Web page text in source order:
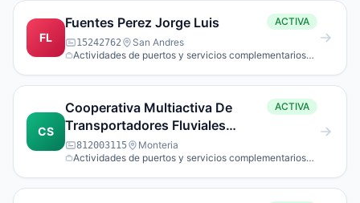
FL
Fuentes Perez Jorge Luis ACTIVA
15242762
San Andres
Actividades de puertos y servicios complementarios
CS
Cooperativa Multiactiva De
Transportadores Fluviales
Turistico Y Terrestres Del Alto
Sinu
ACTIVA
812003115
Monteria
Actividades de puertos y servicios complementarios